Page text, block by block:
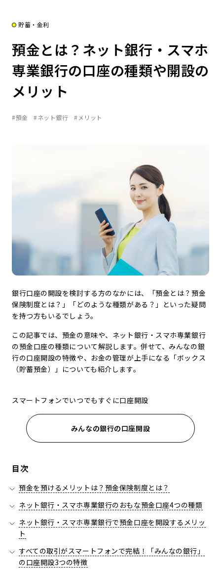
貯蓄・金利
預金とは？ネット銀行・スマホ
専業銀行の口座の種類や開設の
メリット
#預金 #ネット銀行 #メリット
銀行口座の開設を検討する方のなかには、「預金とは？預金
保険制度とは？」「どのような種類がある？」といった疑問
を持つ方もいるでしょう。
この記事では、預金の意味や、ネット銀行・スマホ専業銀行
の預金口座の種類について解説します。併せて、みんなの銀
行の口座開設の特徴や、お金の管理が上手になる「ボックス
（貯蓄預金）」についても紹介します。
スマートフォンでいつでもすぐに口座開設
みんなの銀行の口座開設
目次
預金を預けるメリットは？預金保険制度とは？
ネット銀行・スマホ専業銀行のおもな預金口座4つの種類
ネット銀行・スマホ専業銀行で預金口座を開設するメリッ
ト
すべての取引がスマートフォンで完結！「みんなの銀行」
の口座開設3つの特徴